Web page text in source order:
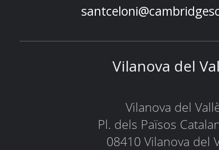
Vilanova del
Vilanova del
Pl. dels Països
08410 Vilanova del